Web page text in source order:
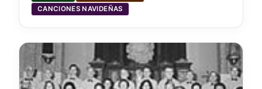
CANCIONES NAVIDEÑAS